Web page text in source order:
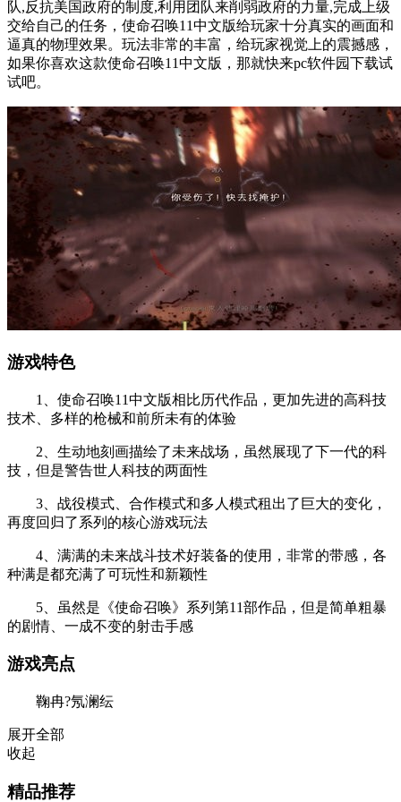
队,反抗美国政府的制度,利用团队来削弱政府的力量,完成上级
交给自己的任务，使命召唤11中文版给玩家十分真实的画面和
逼真的物理效果。玩法非常的丰富，给玩家视觉上的震撼感，
如果你喜欢这款使命召唤11中文版，那就快来pc软件园下载试
试吧。
游戏特色
1、使命召唤11中文版相比历代作品，更加先进的高科技
技术、多样的枪械和前所未有的体验
2、生动地刻画描绘了未来战场，虽然展现了下一代的科
技，但是警告世人科技的两面性
3、战役模式、合作模式和多人模式租出了巨大的变化，
再度回归了系列的核心游戏玩法
4、满满的未来战斗技术好装备的使用，非常的带感，各
种满是都充满了可玩性和新颖性
5、虽然是《使命召唤》系列第11部作品，但是简单粗暴
的剧情、一成不变的射击手感
游戏亮点
鞠冉?氖澜纭
展开全部
收起
精品推荐